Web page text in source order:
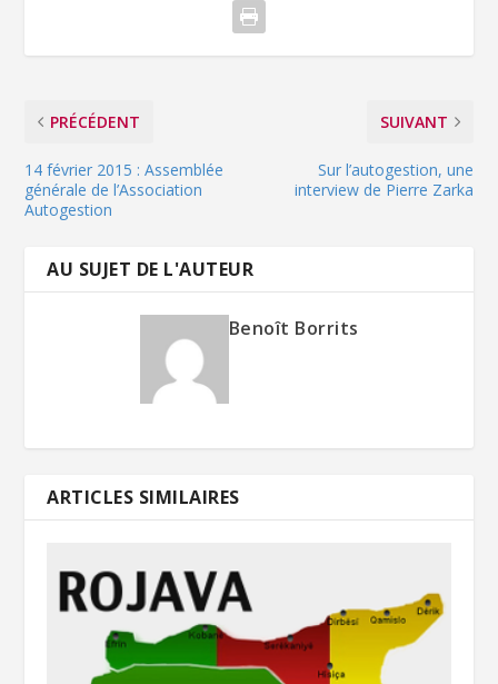
PRÉCÉDENT
14 février 2015 : Assemblée
générale de l’Association
Autogestion
SUIVANT
Sur l’autogestion, une
interview de Pierre Zarka
AU SUJET DE L'AUTEUR
Benoît Borrits
ARTICLES SIMILAIRES